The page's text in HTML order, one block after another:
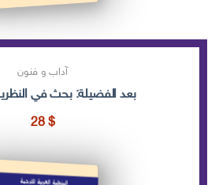
آداب و فنون
بعد الفضيلة: بحث في
28 $